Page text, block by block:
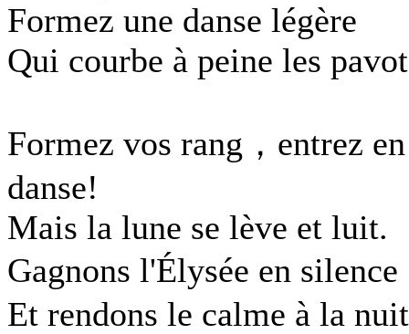
Formez une danse légère
Qui courbe à peine les
Formez vos rang，entrez en
danse!
Mais la lune se lève et luit.
Gagnons l'Élysée en silence
Et rendons le calme à la